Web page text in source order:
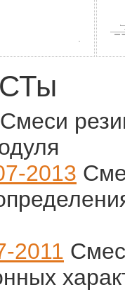
Смеси
2013
2011